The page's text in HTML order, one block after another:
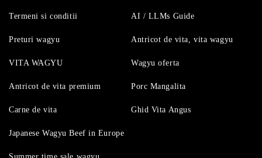
Termeni si conditii AI / LLMs Guide
Preturi wagyu
VITA WAGYU
Antricot de vita premium
Carne de vita
Antricot de vita, vita wagyu
Wagyu oferta
Porc Mangalita
Ghid Vita Angus
Japanese Wagyu Beef in Europe